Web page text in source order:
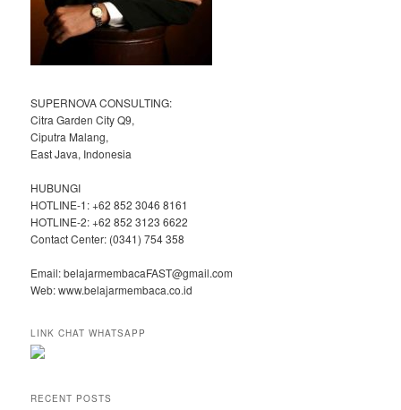
SUPERNOVA CONSULTING:
Citra Garden City Q9,
Ciputra Malang,
East Java, Indonesia
HUBUNGI
HOTLINE-1: +62 852 3046 8161
HOTLINE-2: +62 852 3123 6622
Contact Center: (0341) 754 358
Email: belajarmembacaFAST@gmail.com
Web: www.belajarmembaca.co.id
LINK CHAT WHATSAPP
RECENT POSTS